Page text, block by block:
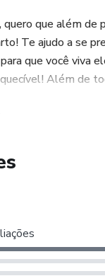
da dor
de Pilates
que além de
Te ajudo a se
que você viva
Além de
jornada incrível!